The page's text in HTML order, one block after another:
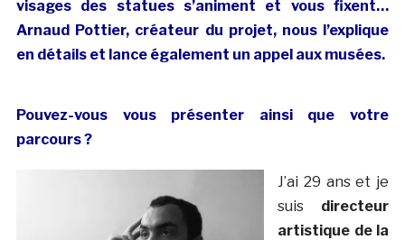
visages des statues s’animent et vous fixent…
Arnaud Pottier, créateur du projet, nous l’explique
en détails et lance également un appel aux musées.
Pouvez-vous vous présenter ainsi que votre
parcours ?
J’ai 29 ans et je
suis directeur
artistique de la